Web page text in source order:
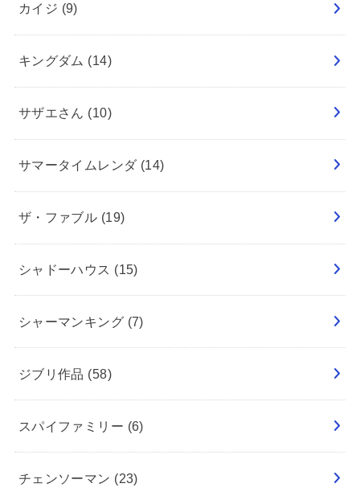
カイジ (9)
キングダム (14)
サザエさん (10)
サマータイムレンダ (14)
ザ・ファブル (19)
シャドーハウス (15)
シャーマンキング (7)
ジブリ作品 (58)
スパイファミリー (6)
チェンソーマン (23)